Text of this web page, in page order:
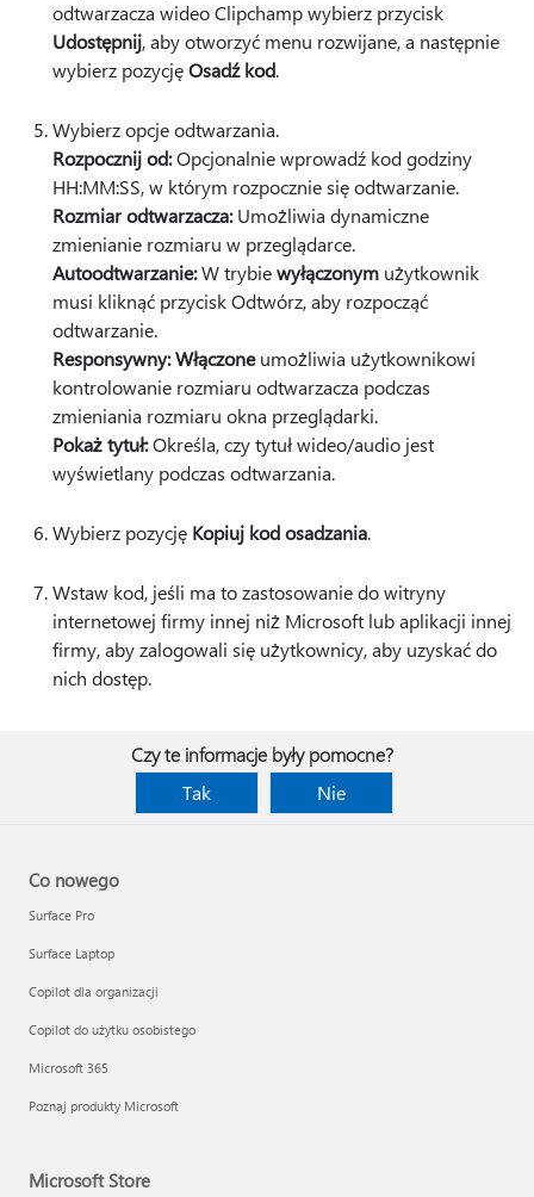
odtwarzacza wideo Clipchamp wybierz przycisk
Udostępnij, aby otworzyć menu rozwijane, a następnie
wybierz pozycjęOsadź kod.
Wybierz opcje odtwarzania.
Rozpocznij od:Opcjonalnie wprowadź kod godziny
HH:MM:SS, w którym rozpocznie się odtwarzanie.
Rozmiar odtwarzacza:Umożliwia dynamiczne
zmienianie rozmiaru w przeglądarce.
Autoodtwarzanie:W trybiewyłączonym użytkownik
musi kliknąć przycisk Odtwórz, aby rozpocząć
odtwarzanie.
Responsywny: Włączoneumożliwia użytkownikowi
kontrolowanie rozmiaru odtwarzacza podczas
zmieniania rozmiaru okna przeglądarki.
Pokaż tytuł:Określa, czy tytuł wideo/audio jest
wyświetlany podczas odtwarzania.
Wybierz pozycję Kopiuj kod osadzania.
Wstaw kod, jeśli ma to zastosowanie do witryny
internetowej firmy innej niż Microsoft lub aplikacji innej
firmy, aby zalogowali się użytkownicy, aby uzyskać do
nich dostęp.
Czy te informacje były pomocne?
Tak
Nie
Co nowego
Surface Pro
Surface Laptop
Copilot dla organizacji
Copilot do użytku osobistego
Microsoft 365
Poznaj produkty Microsoft
Microsoft Store